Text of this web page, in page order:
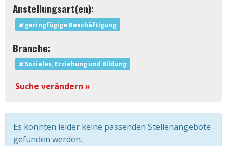
Anstellungsart(en):
geringfügige Beschäftigung
Branche:
Soziales, Erziehung und Bildung
Suche verändern »
Es konnten leider keine passenden Stellenangebote
gefunden werden.